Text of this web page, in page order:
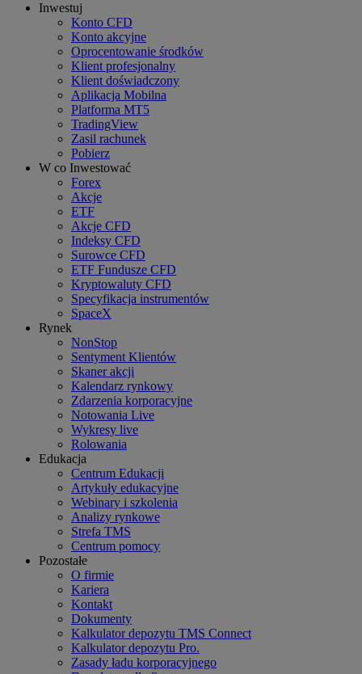
Inwestuj
Konto CFD
Konto akcyjne
Oprocentowanie środków
Klient profesjonalny
Klient doświadczony
Aplikacja Mobilna
Platforma MT5
TradingView
Zasil rachunek
Pobierz
W co Inwestować
Forex
Akcje
ETF
Akcje CFD
Indeksy CFD
Surowce CFD
ETF Fundusze CFD
Kryptowaluty CFD
Specyfikacja instrumentów
SpaceX
Rynek
NonStop
Sentyment Klientów
Skaner akcji
Kalendarz rynkowy
Zdarzenia korporacyjne
Notowania Live
Wykresy live
Rolowania
Edukacja
Centrum Edukacji
Artykuły edukacyjne
Webinary i szkolenia
Analizy rynkowe
Strefa TMS
Centrum pomocy
Pozostałe
O firmie
Kariera
Kontakt
Dokumenty
Kalkulator depozytu TMS Connect
Kalkulator depozytu Pro.
Zasady ładu korporacyjnego